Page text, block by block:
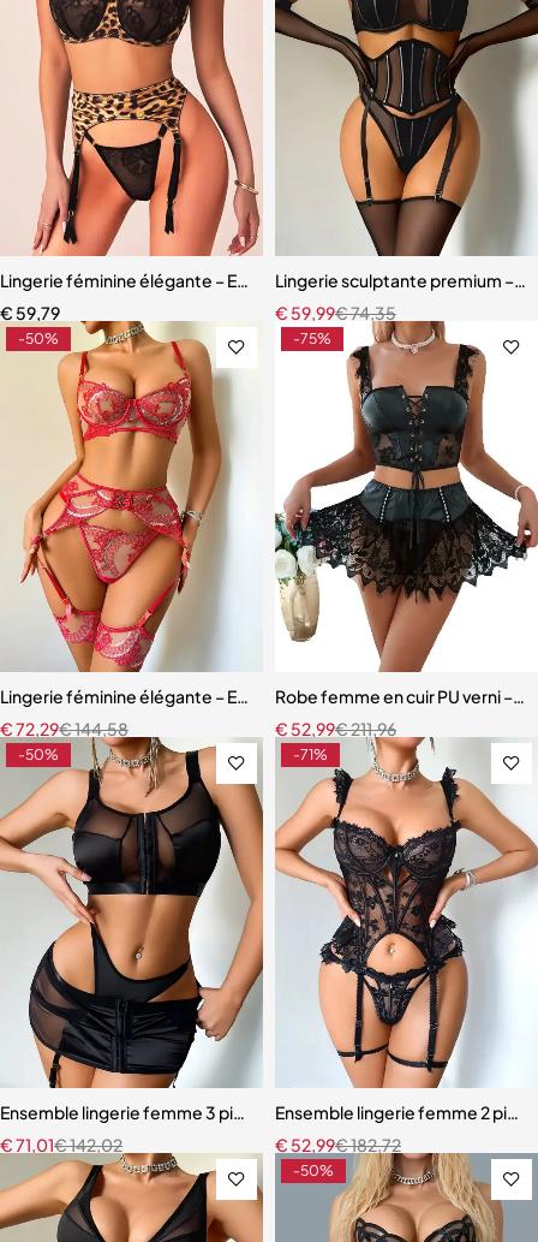
Lingerie féminine élégante – Ensemble léopard avec détails en
€ 59,79
Lingerie sculptante premium –
€74,35
€ 59,99
-50%
Lingerie féminine élégante – Ensemble avec porte-jarretelles et
€144,58
€72,29
-75%
Robe femme en cuir PU verni –
€211,96
€ 52,99
-50%
Ensemble lingerie femme 3 pièces – Satin noir avec corset à lacets
€142,02
€71,01
-71%
Ensemble lingerie femme 2
€182,72
€ 52,99
-50%